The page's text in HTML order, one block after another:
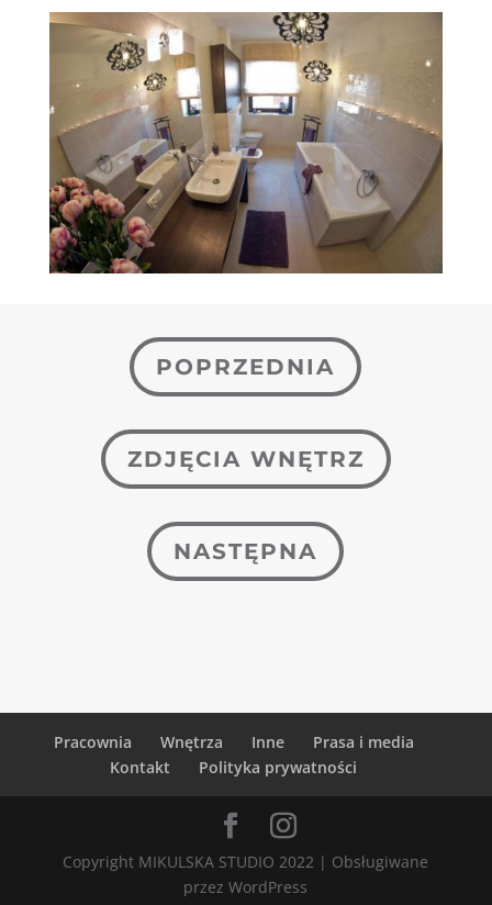
POPRZEDNIA
ZDJĘCIA WNĘTRZ
NASTĘPNA
Pracownia Wnętrza Inne
Prasa i media
Kontakt
Polityka prywatności
Copyright MIKULSKA STUDIO 2022 | Obsługiwane
przez WordPress